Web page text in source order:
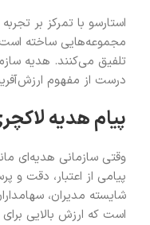
استارسو با تمرکز بر
مجموعه‌هایی ساخته است
تلفیق می‌کنند. هدیه
درست از مفهوم
پیام هدیه
وقتی سازمانی هدیه‌ای
پیامی از اعتبار، دقت و
است که ارزش بالایی